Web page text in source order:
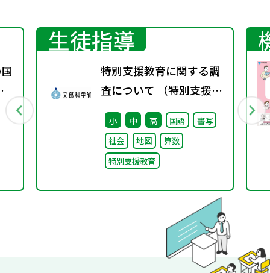
生徒指導
特別支援教育に関する調
査について （特別支援教
育体制整備状況調査、通
級による指導実施状況調
査）
小 中 高 国語
書写
社会
地図
算数
特別支援教育